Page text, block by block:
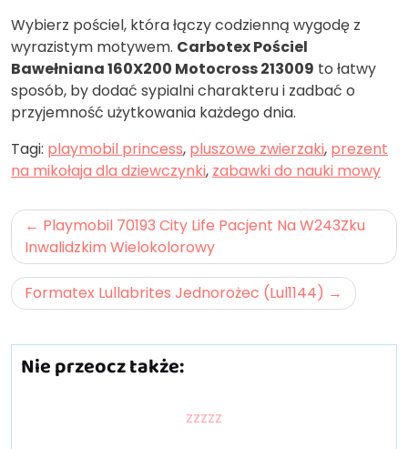
Wybierz pościel, która łączy codzienną wygodę z
wyrazistym motywem. Carbotex Pościel
Bawełniana 160X200 Motocross 213009 to łatwy
sposób, by dodać sypialni charakteru i zadbać o
przyjemność użytkowania każdego dnia.
Tagi: playmobil princess, pluszowe zwierzaki, prezent
na mikołaja dla dziewczynki, zabawki do nauki mowy
Nawigacja
wpisu
Playmobil 70193 City Life Pacjent Na W243Zku
Inwalidzkim Wielokolorowy
Formatex Lullabrites Jednorożec (Lul1144)
Nie przeocz także:
zzzzz